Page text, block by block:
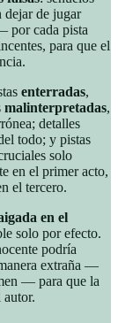
dejar de jugar
por cada pista
para que el
enterradas,
malinterpretadas,
detalles
todo; y pistas
solo
en el primer acto,
el tercero.
en el
solo por efecto.
podría
extraña —
— para que la
autor.